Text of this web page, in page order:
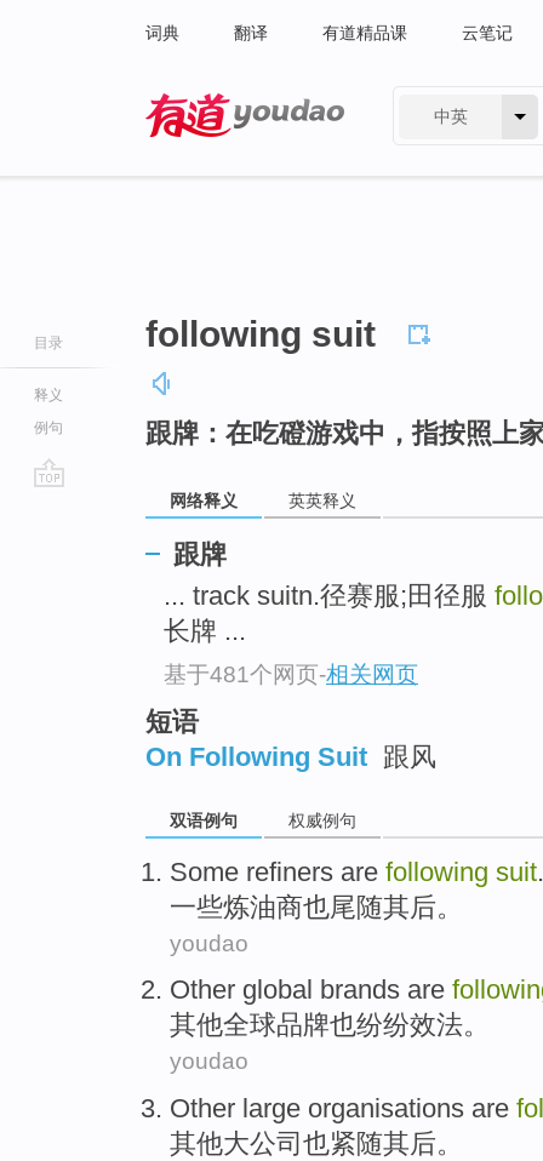
词典 翻译 有道精品课 云笔记
中英
目录
释义
例句
following suit
跟牌：在吃磴游戏中，指按照上
网络释义 英英释义
跟牌
... track suitn.径赛服;田径服
长牌 ...
基于481个网页-相关网页
短语
On Following Suit 跟风
双语例句 权威例句
Some refiners are following suit.
一些炼油商也尾随其后。
youdao
Other global brands are
其他全球品牌也纷纷效法。
youdao
Other large organisations are
其他大公司 也紧随其后。